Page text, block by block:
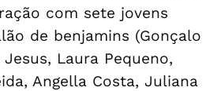
com sete jovens
de benjamins (Gonçalo
Laura Pequeno,
Angella Costa, Juliana